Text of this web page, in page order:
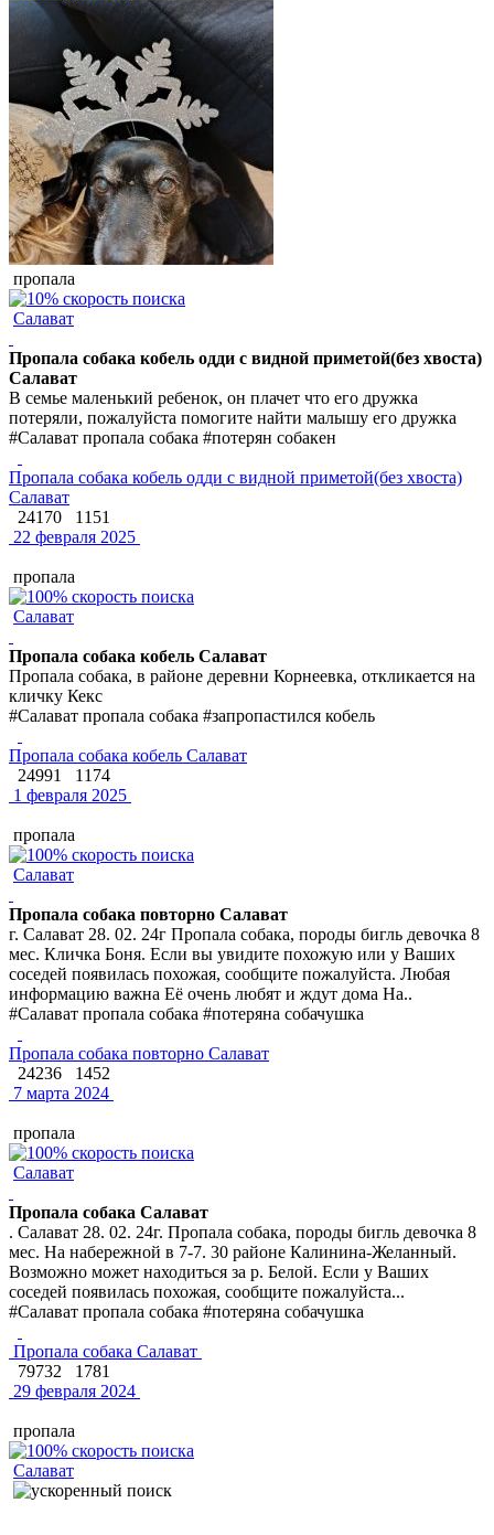
пропала
Салават
Пропала собака кобель одди с видной приметой(без хвоста)
Салават
В семье маленький ребенок, он плачет что его дружка
потеряли, пожалуйста помогите найти малышу его дружка
#Салават пропала собака #потерян собакен
Пропала собака кобель одди с видной приметой(без хвоста)
Салават
24170
1151
22 февраля 2025
пропала
Салават
Пропала собака кобель Салават
Пропала собака, в районе деревни Корнеевка, откликается на
кличку Кекс
#Салават пропала собака #запропастился кобель
Пропала собака кобель Салават
24991
1174
1 февраля 2025
пропала
Салават
Пропала собака повторно Салават
г. Салават 28. 02. 24г Пропала собака, породы бигль девочка 8
мес. Кличка Боня. Если вы увидите похожую или у Ваших
соседей появилась похожая, сообщите пожалуйста. Любая
информацию важна Её очень любят и ждут дома На..
#Салават пропала собака #потеряна собачушка
Пропала собака повторно Салават
24236
1452
7 марта 2024
пропала
Салават
Пропала собака Салават
. Салават 28. 02. 24г. Пропала собака, породы бигль девочка 8
мес. На набережной в 7-7. 30 районе Калинина-Желанный.
Возможно может находиться за р. Белой. Если у Ваших
соседей появилась похожая, сообщите пожалуйста...
#Салават пропала собака #потеряна собачушка
Пропала собака Салават
79732
1781
29 февраля 2024
пропала
Салават